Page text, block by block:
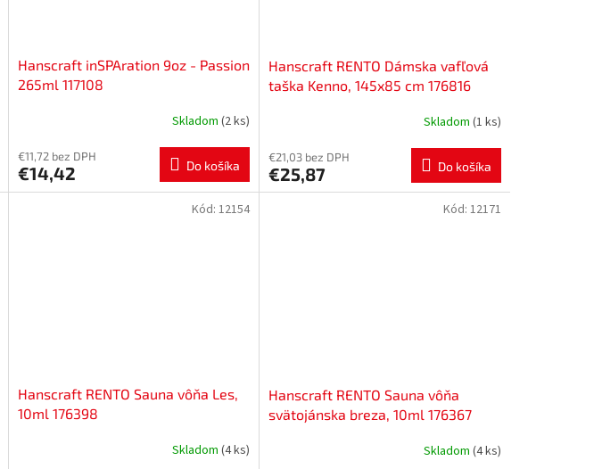
Hanscraft inSPAration 9oz - Passion
265ml 117108
Skladom (2 ks)
€11,72 bez DPH
€14,42 Do košíka
Hanscraft RENTO Dámska vafľová
taška Kenno, 145x85 cm 176816
Skladom (1 ks)
€21,03 bez DPH
€25,87 Do košíka
Hanscraft RENTO Sauna vôňa Les,
10ml 176398
Skladom (4 ks)
Kód: 12154
Hanscraft RENTO Sauna vôňa
svätojánska breza, 10ml 176367
Skladom (4 ks)
Kód: 12171